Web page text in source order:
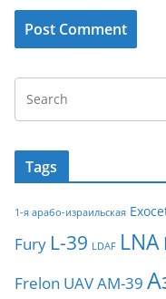
Tags
1-я арабо-израильская
Fury L-39 LDAF LNA
Frelon UAVАМ-39